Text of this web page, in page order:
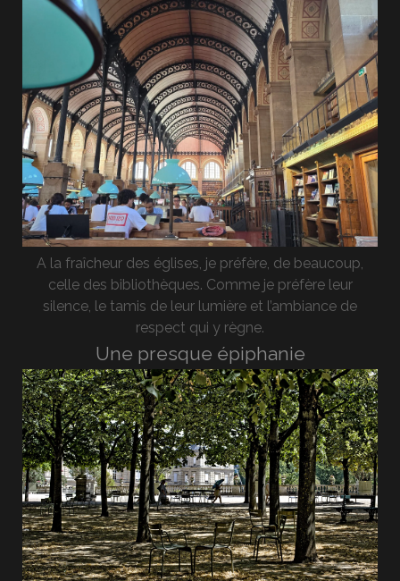
A la fraîcheur des églises, je préfère, de beaucoup,
celle des bibliothèques. Comme je préfère leur
silence, le tamis de leur lumière et l’ambiance de
respect qui y règne.
Une presque épiphanie